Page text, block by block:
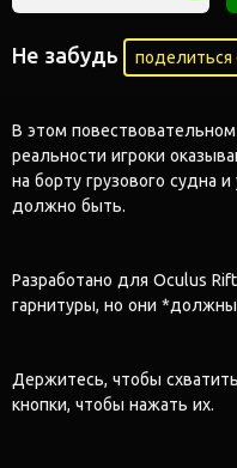
Не забудь поделиться
В этом
реальности игроки
на борту грузового судна
должно быть.
Разработано для Oculus
гарнитуры, но они
Держитесь, чтобы
кнопки, чтобы нажать их.